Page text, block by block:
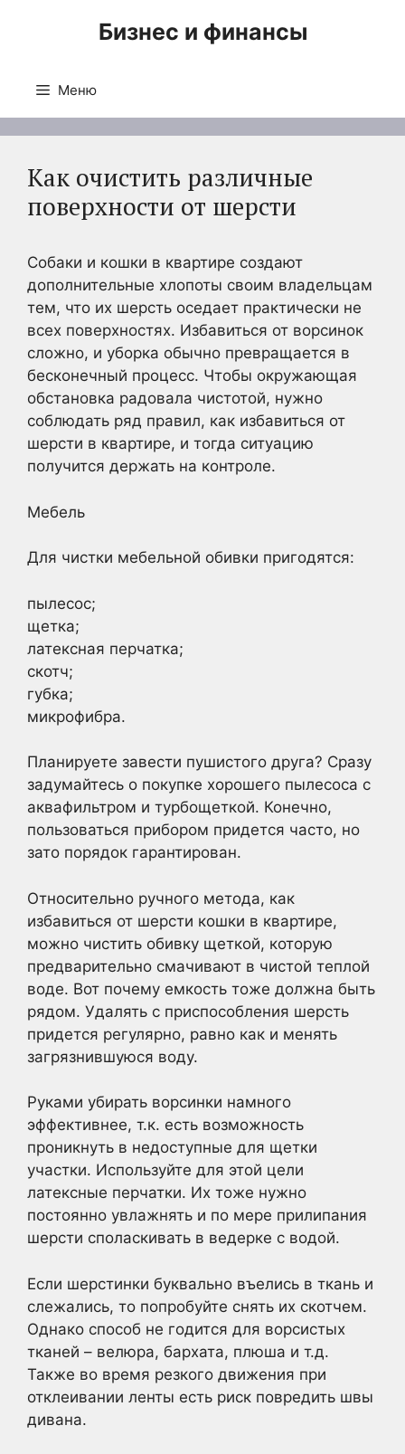
Бизнес и финансы
Меню
Как очистить различные
поверхности от шерсти
Собаки и кошки в квартире создают
дополнительные хлопоты своим владельцам
тем, что их шерсть оседает практически не
всех поверхностях. Избавиться от ворсинок
сложно, и уборка обычно превращается в
бесконечный процесс. Чтобы окружающая
обстановка радовала чистотой, нужно
соблюдать ряд правил, как избавиться от
шерсти в квартире, и тогда ситуацию
получится держать на контроле.
Мебель
Для чистки мебельной обивки пригодятся:
пылесос;
щетка;
латексная перчатка;
скотч;
губка;
микрофибра.
Планируете завести пушистого друга? Сразу
задумайтесь о покупке хорошего пылесоса с
аквафильтром и турбощеткой. Конечно,
пользоваться прибором придется часто, но
зато порядок гарантирован.
Относительно ручного метода, как
избавиться от шерсти кошки в квартире,
можно чистить обивку щеткой, которую
предварительно смачивают в чистой теплой
воде. Вот почему емкость тоже должна быть
рядом. Удалять с приспособления шерсть
придется регулярно, равно как и менять
загрязнившуюся воду.
Руками убирать ворсинки намного
эффективнее, т.к. есть возможность
проникнуть в недоступные для щетки
участки. Используйте для этой цели
латексные перчатки. Их тоже нужно
постоянно увлажнять и по мере прилипания
шерсти споласкивать в ведерке с водой.
Если шерстинки буквально въелись в ткань и
слежались, то попробуйте снять их скотчем.
Однако способ не годится для ворсистых
тканей – велюра, бархата, плюша и т.д.
Также во время резкого движения при
отклеивании ленты есть риск повредить швы
дивана.